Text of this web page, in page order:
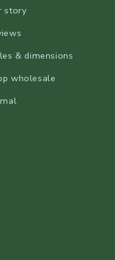
story
& dimensions
wholesale